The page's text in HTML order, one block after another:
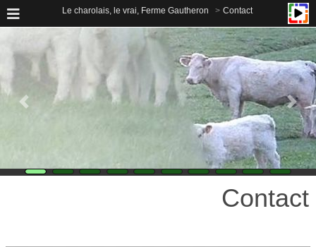
Le charolais, le vrai, Ferme Gautheron Contact
Contact